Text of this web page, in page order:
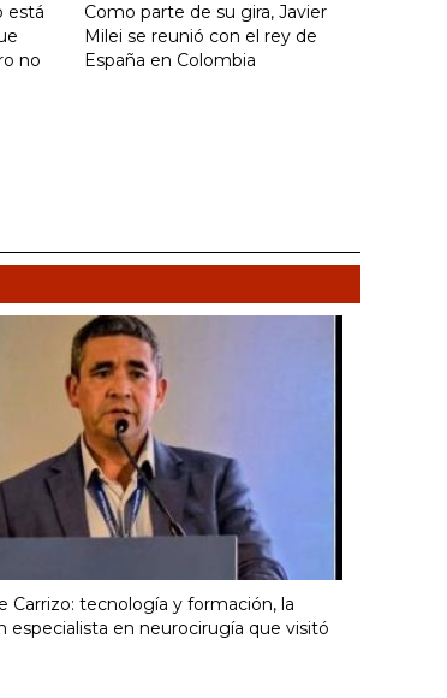
está
no
Como parte de su gira, Javier
Milei se reunió con el rey de
España en Colombia
Carrizo: tecnología y formación, la
especialista en neurocirugía que visitó